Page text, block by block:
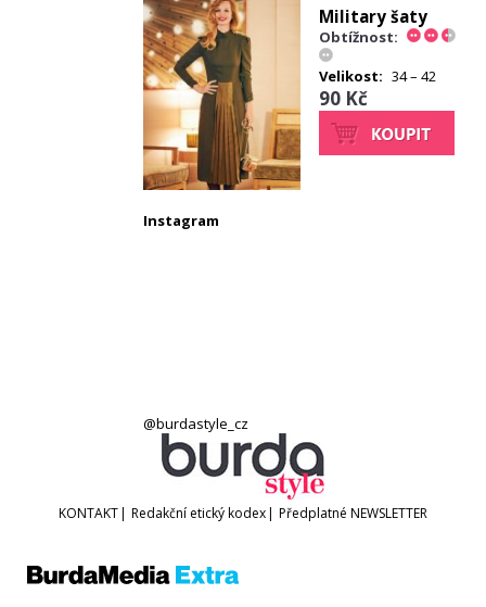
Military šaty
Obtížnost:
Velikost: 34 – 42
90 Kč
Instagram
@burdastyle_cz
KONTAKT| Redakční etický kodex| Předplatné NEWSLETTER